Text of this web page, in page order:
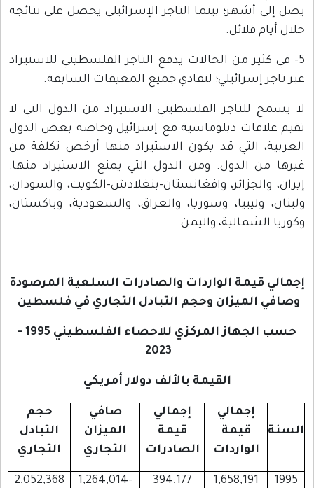
يصل إلى أشهر؛ بينما التاجر الإسرائيلي يحصل على نتائجه
خلال أيام قلائل.
5- في كثير من الحالات يدفع التاجر الفلسطيني للاستيراد
عبر تاجر إسرائيلي؛ لتفادي جميع المعيقات السابقة.
لا يسمح للتاجر الفلسطيني الاستيراد من الدول التي لا
تقيم علاقات دبلوماسية مع إسرائيل وخاصة بعض الدول
العربية، التي قد يكون الاستيراد منها أرخص تكلفة من
غيرها من الدول. ومن الدول التي يمنع الاستيراد منها:
إيران، والجزائر، وافغانستان-بنغلادش-الكويت، والسودان،
ولبنان، وليبيا، وسوريا، والعراق، والسعودية، وباكستان،
وكوريا الشمالية، واليمن.
إجمالي قيمة الواردات والصادرات السلعية المرصودة
وصافي الميزان وحجم التبادل التجاري في فلسطين
حسب الجهاز المركزي للاحصاء الفلسطيني
1995 -
2023
القيمة بالألف دولار أمريكي
السنة
إجمالي
قيمة
الواردات
إجمالي
قيمة
الصادرات
صافي
الميزان
التجاري
حجم
التبادل
التجاري
1995
1,658,191
394,177
-1,264,014
2,052,368